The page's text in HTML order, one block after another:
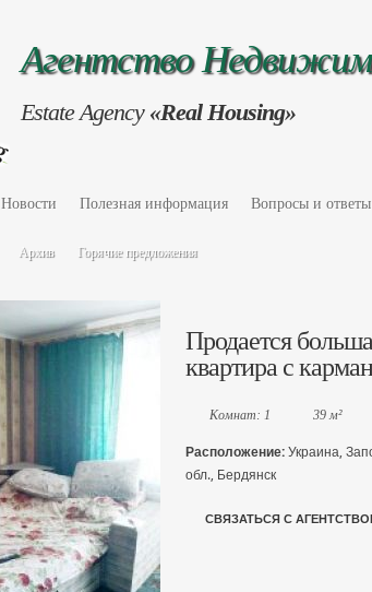
Агентство
Estate Agency «Real Housing»
Новости Полезная информация Вопросы и ответы
Архив Горячие предложения
Продается
квартира с
Комнат: 1 39 м²
Расположение: Украина,
обл., Бердянск
СВЯЗАТЬСЯ С